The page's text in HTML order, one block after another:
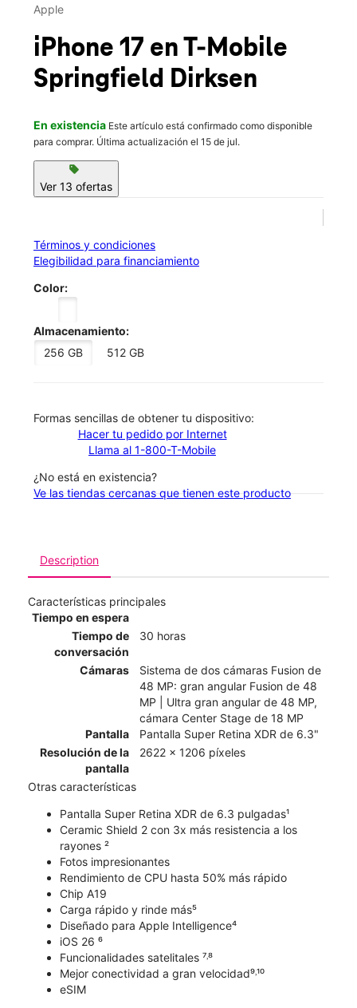
Vie.:
location_on
2720 N Dirksen Parkway Springfield, IL 62702
Apple
iPhone 17 en T-Mobile
Springfield Dirksen
En existencia Este artículo está confirmado como disponible
para comprar. Última actualización el 15 de jul.
sell
Ver 13 ofertas
Términos y condiciones
Elegibilidad para financiamiento
Color:
Almacenamiento:
256 GB
512 GB
​​​​​​​Formas sencillas de obtener tu dispositivo:
Hacer tu pedido por Internet
Llama al 1-800-T-Mobile
¿No está en existencia?
Ve las tiendas cercanas que tienen este producto
Description
Características principales
Tiempo en espera
Tiempo de
conversación
30 horas
Cámaras
Sistema de dos cámaras Fusion de
48 MP: gran angular Fusion de 48
MP | Ultra gran angular de 48 MP,
cámara Center Stage de 18 MP
Pantalla
Pantalla Super Retina XDR de 6.3"
Resolución de la
pantalla
2622 x 1206 píxeles
Otras características
Pantalla Super Retina XDR de 6.3 pulgadas¹
Ceramic Shield 2 con 3x más resistencia a los
rayones ²
Fotos impresionantes
Rendimiento de CPU hasta 50% más rápido
Chip A19
Carga rápido y rinde más⁵
Diseñado para Apple Intelligence⁴
iOS 26 ⁶
Funcionalidades satelitales ⁷˒⁸
Mejor conectividad a gran velocidad⁹˒¹⁰
eSIM